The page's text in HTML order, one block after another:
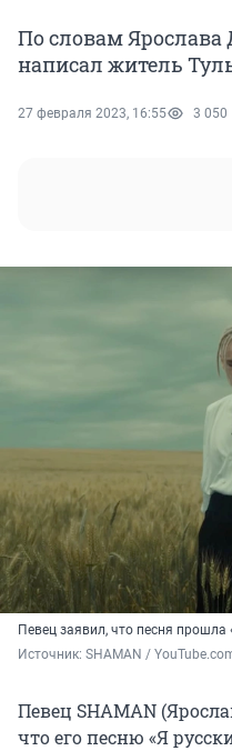
По словам Ярослава
написал житель
27 февраля 2023, 16:55 3 050
Певец заявил, что песня
Источник: SHAMAN /
Певец SHAMAN
что его песню «Я